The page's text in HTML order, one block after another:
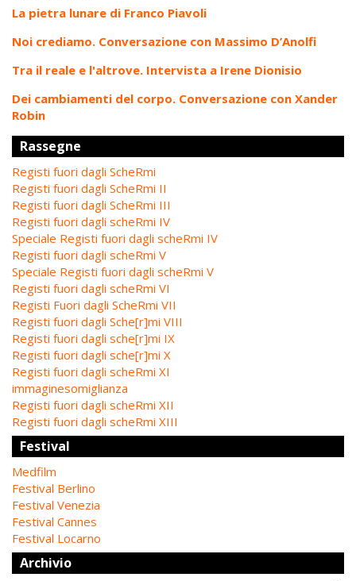
La pietra lunare di Franco Piavoli
Noi crediamo. Conversazione con Massimo D’Anolfi
Tra il reale e l'altrove. Intervista a Irene Dionisio
Dei cambiamenti del corpo. Conversazione con Xander
Robin
Rassegne
Registi fuori dagli ScheRmi
Registi fuori dagli ScheRmi II
Registi fuori dagli ScheRmi III
Registi fuori dagli scheRmi IV
Speciale Registi fuori dagli scheRmi IV
Registi fuori dagli scheRmi V
Speciale Registi fuori dagli scheRmi V
Registi fuori dagli scheRmi VI
Registi Fuori dagli ScheRmi VII
Registi fuori dagli Sche[r]mi VIII
Registi fuori dagli sche[r]mi IX
Registi fuori dagli sche[r]mi X
Registi fuori dagli scheRmi XI
immaginesomiglianza
Registi fuori dagli scheRmi XII
Registi fuori dagli scheRmi XIII
Festival
Medfilm
Festival Berlino
Festival Venezia
Festival Cannes
Festival Locarno
Archivio